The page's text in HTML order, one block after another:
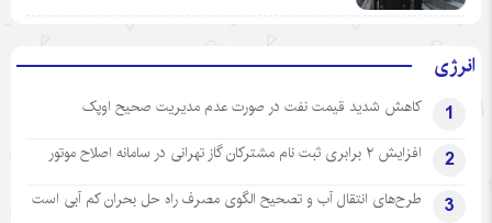
انرژی
1 کاهش شدید قیمت نفت در صورت عدم مدیریت صحیح اوپک
2 افزایش ۲ برابری ثبت نام مشترکان گاز تهرانی‌ در سامانه اصلاح موتور
3 طرح‌های انتقال آب و تصحیح الگوی مصرف راه حل بحران کم آبی است